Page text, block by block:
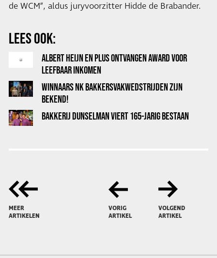
de WCM”, aldus juryvoorzitter Hidde de Brabander.
LEES OOK:
ALBERT HEIJN EN PLUS ONTVANGEN AWARD VOOR
LEEFBAAR INKOMEN
WINNAARS NK BAKKERSVAKWEDSTRIJDEN ZIJN
BEKEND!
BAKKERIJ DUNSELMAN VIERT 165-JARIG BESTAAN
MEER
ARTIKELEN
VORIG
ARTIKEL
VOLGEND
ARTIKEL